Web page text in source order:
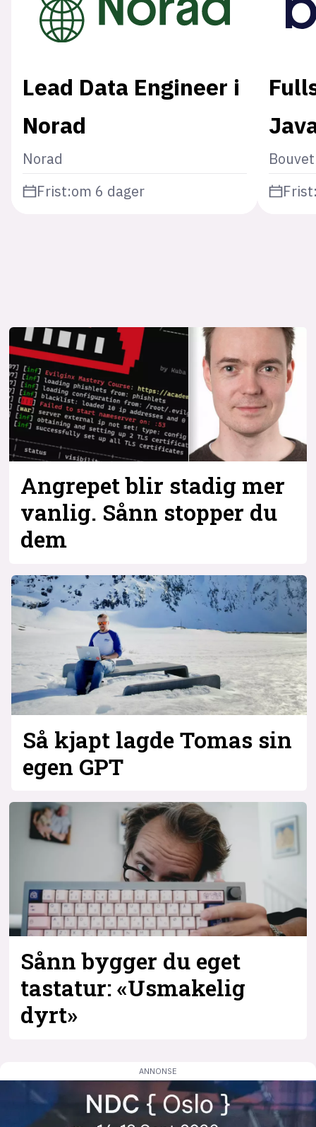
Lead Data Engineer i
Norad
Norad
Frist:om 6 dager
Bouvet
Angrepet blir stadig mer
vanlig. Sånn stopper du
dem
Så kjapt lagde Tomas sin
egen GPT
Sånn bygger du eget
tastatur: «Usmakelig
dyrt»